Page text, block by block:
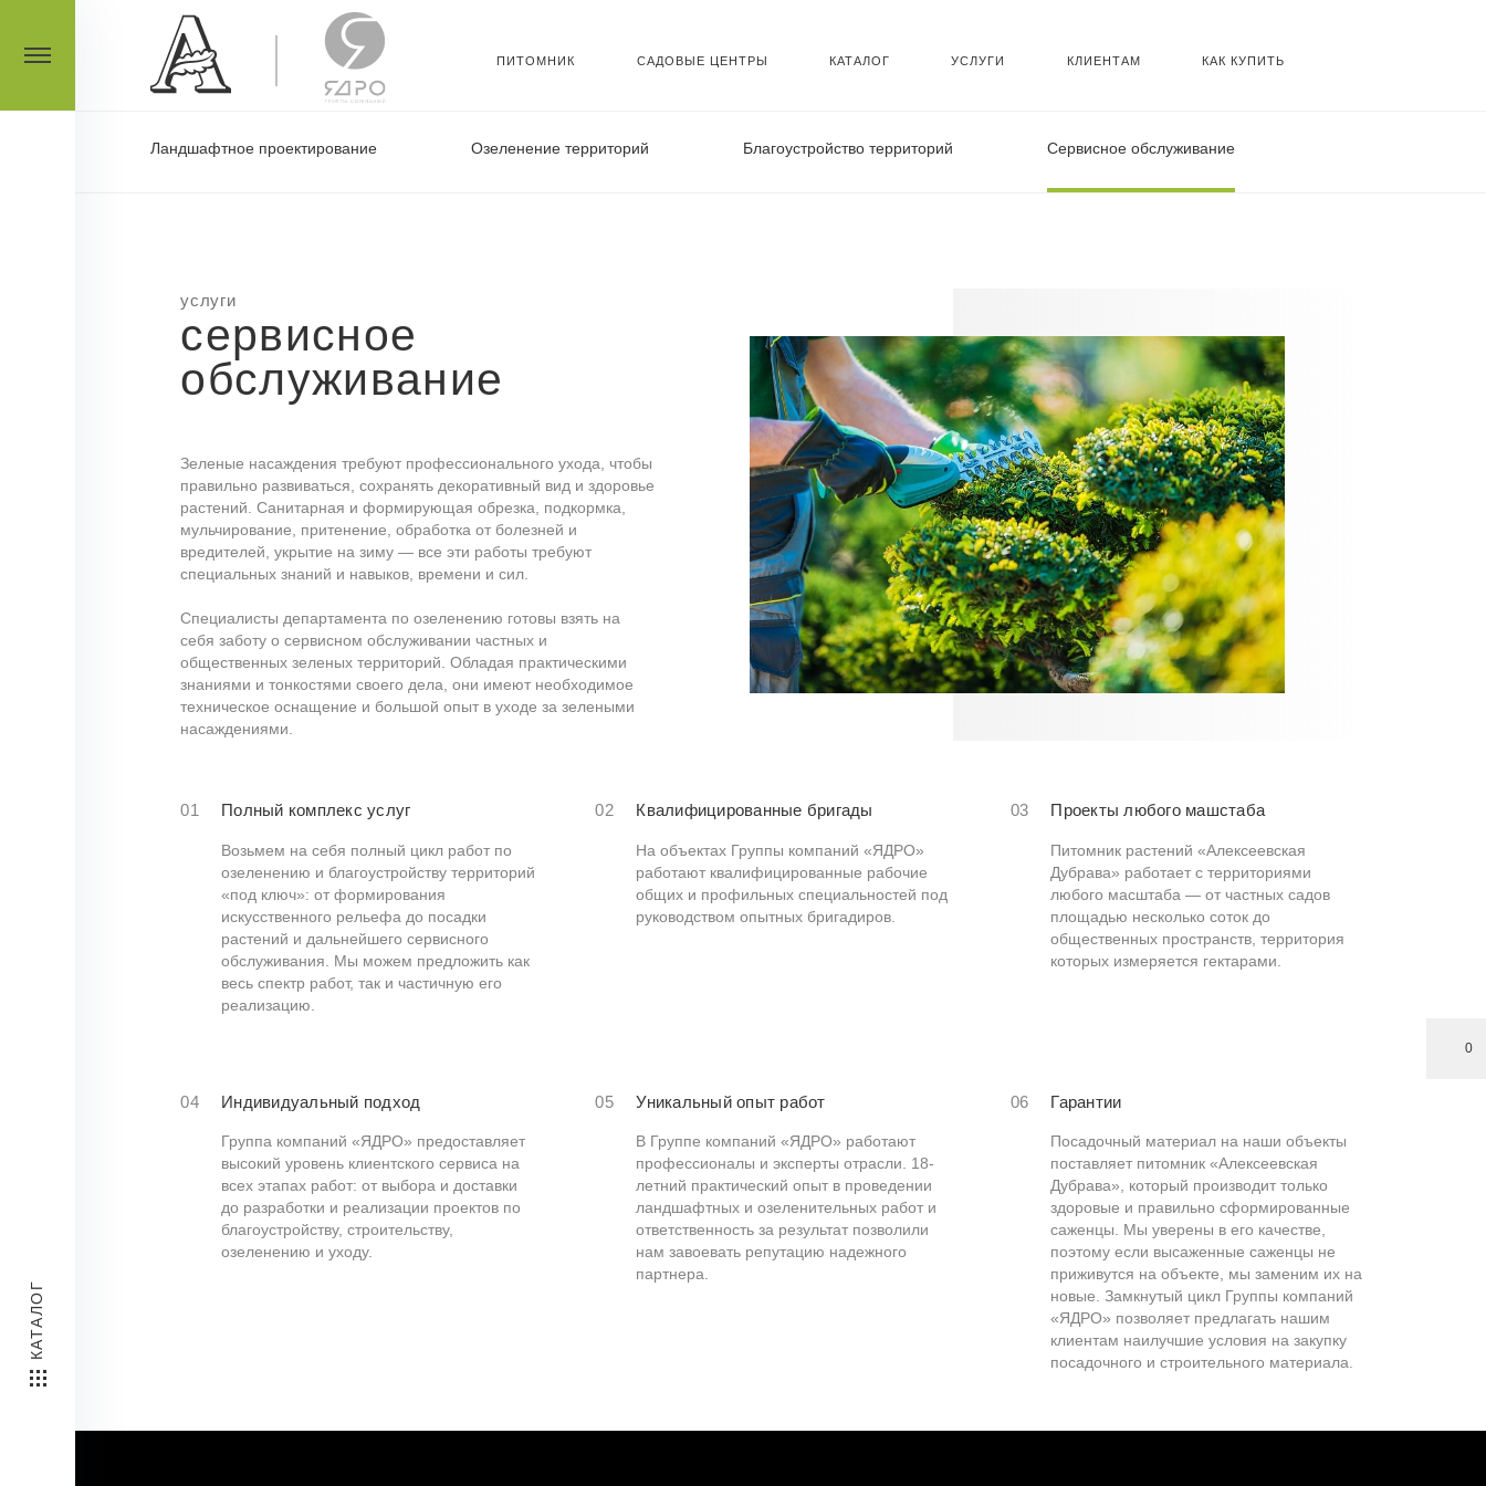
КАТАЛОГ
0
ПИТОМНИК САДОВЫЕ ЦЕНТРЫ КАТАЛОГ УСЛУГИ КЛИЕНТАМ КАК КУПИТЬ
Ландшафтное проектирование Озеленение территорий Благоустройство территорий Сервисное обслуживание
услуги
сервисное
обслуживание
Зеленые насаждения требуют профессионального ухода, чтобы
правильно развиваться, сохранять декоративный вид и здоровье
растений. Санитарная и формирующая обрезка, подкормка,
мульчирование, притенение, обработка от болезней и
вредителей, укрытие на зиму — все эти работы требуют
специальных знаний и навыков, времени и сил.
Специалисты департамента по озеленению готовы взять на
себя заботу о сервисном обслуживании частных и
общественных зеленых территорий. Обладая практическими
знаниями и тонкостями своего дела, они имеют необходимое
техническое оснащение и большой опыт в уходе за зелеными
насаждениями.
01 Полный комплекс услуг
Возьмем на себя полный цикл работ по
озеленению и благоустройству территорий
«под ключ»: от формирования
искусственного рельефа до посадки
растений и дальнейшего сервисного
обслуживания. Мы можем предложить как
весь спектр работ, так и частичную его
реализацию.
02 Квалифицированные бригады
На объектах Группы компаний «ЯДРО»
работают квалифицированные рабочие
общих и профильных специальностей под
руководством опытных бригадиров.
03 Проекты любого машстаба
Питомник растений «Алексеевская
Дубрава» работает с территориями
любого масштаба — от частных садов
площадью несколько соток до
общественных пространств, территория
которых измеряется гектарами.
04 Индивидуальный подход
Группа компаний «ЯДРО» предоставляет
высокий уровень клиентского сервиса на
всех этапах работ: от выбора и доставки
до разработки и реализации проектов по
благоустройству, строительству,
озеленению и уходу.
05 Уникальный опыт работ
В Группе компаний «ЯДРО» работают
профессионалы и эксперты отрасли. 18-
летний практический опыт в проведении
ландшафтных и озеленительных работ и
ответственность за результат позволили
нам завоевать репутацию надежного
партнера.
06 Гарантии
Посадочный материал на наши объекты
поставляет питомник «Алексеевская
Дубрава», который производит только
здоровые и правильно сформированные
саженцы. Мы уверены в его качестве,
поэтому если высаженные саженцы не
приживутся на объекте, мы заменим их на
новые. Замкнутый цикл Группы компаний
«ЯДРО» позволяет предлагать нашим
клиентам наилучшие условия на закупку
посадочного и строительного материала.